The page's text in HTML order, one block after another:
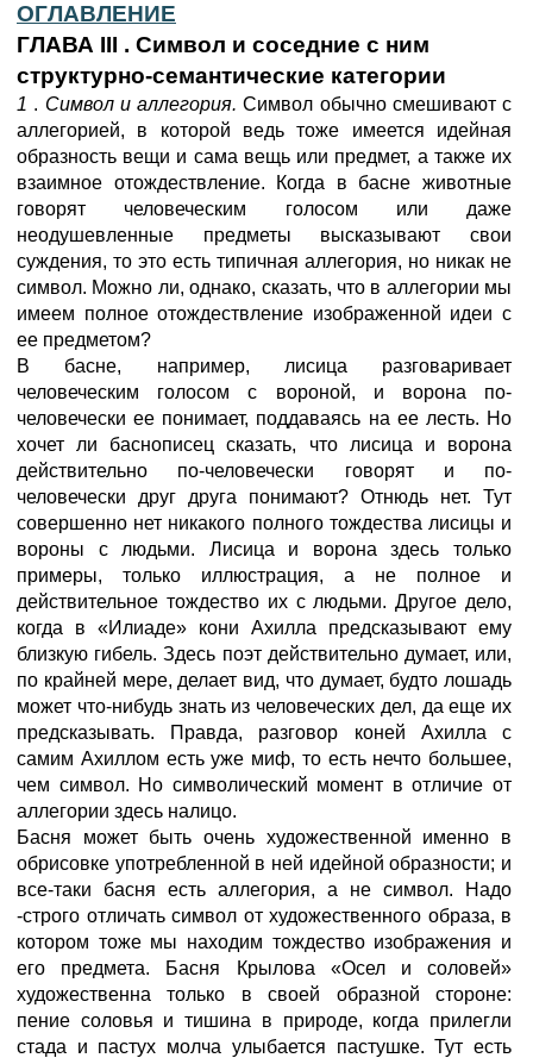
ОГЛАВЛЕНИЕ
ГЛАВА III . Символ и соседние с ним
структурно-семантические категории
1 . Символ и аллегория.Символ обычно смешивают с
аллегорией, в которой ведь тоже имеется идейная
образность вещи и сама вещь или предмет, а также их
взаимное отождествление. Когда в басне животные
говорят человеческим голосом или даже
неодушевленные предметы высказывают свои
суждения, то это есть типичная аллегория, но никак не
символ. Можно ли, однако, сказать, что в аллегории мы
имеем полное отождествление изображенной идеи с
ее предметом?
В басне, например, лисица разговаривает
человеческим голосом с вороной, и ворона по-
человечески ее понимает, поддаваясь на ее лесть. Но
хочет ли баснописец сказать, что лисица и ворона
действительно по-человечески говорят и по-
человечески друг друга понимают? Отнюдь нет. Тут
совершенно нет никакого полного тождества лисицы и
вороны с людьми. Лисица и ворона здесь только
примеры, только иллюстрация, а не полное и
действительное тождество их с людьми. Другое дело,
когда в «Илиаде» кони Ахилла предсказывают ему
близкую гибель. Здесь поэт действительно думает, или,
по крайней мере, делает вид, что думает, будто лошадь
может что-нибудь знать из человеческих дел, да еще их
предсказывать. Правда, разговор коней Ахилла с
самим Ахиллом есть уже миф, то есть нечто большее,
чем символ. Но символический момент в отличие от
аллегории здесь налицо.
Басня может быть очень художественной именно в
обрисовке употребленной в ней идейной образности; и
все-таки басня есть аллегория, а не символ. Надо
-строго отличать символ от художественного образа, в
котором тоже мы находим тождество изображения и
его предмета. Басня Крылова «Осел и соловей»
художественна только в своей образной стороне:
пение соловья и тишина в природе, когда прилегли
стада и пастух молча улыбается пастушке. Тут есть